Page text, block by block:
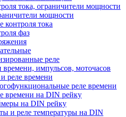
тока, ограничители мощности
мощности
контроля тока
фаз
реле
времени, импульсов, моточасов
реле времени
реле времени
времени на DIN рейку
на DIN рейку
и реле температуры на DIN